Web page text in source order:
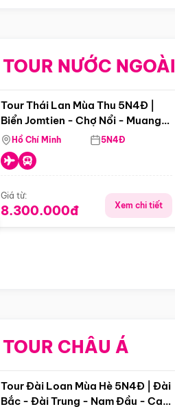
TOUR NƯỚC NGOÀI
Điểm nổi bật
Tour Thái Lan Mùa Thu 5N4Đ |
Biển Jomtien - Chợ Nổi - Muang
Boran - Suanthai (Bay Vietnam
Airlines)
Hồ Chí Minh 5N4Đ
Giá từ:
8.300.000đ Xem chi tiết
TOUR CHÂU ÁĐiểm nổi bật
Tour Đài Loan Mùa Hè 5N4Đ | Đài
Bắc - Đài Trung - Nam Đầu - Cao